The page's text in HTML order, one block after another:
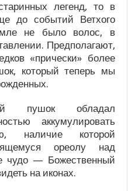
легенд, то в
до событий Ветхого
не было волос, в
Предполагают,
«прически» более
который теперь мы
пушок обладал
аккумулировать
наличие которой
ореолу над
чудо — Божественный
на иконах.